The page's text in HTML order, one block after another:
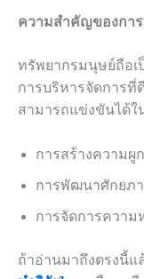
ความสำคัญของกา
ทรัพยากรมนุษย์ถือ
การบริหารจัดการที่
สามารถแข่งขันได้ใ
การสร้างความ
การพัฒนาศักยภ
การจัดการความ
ถ้าอ่านมาถึงตรงนี้